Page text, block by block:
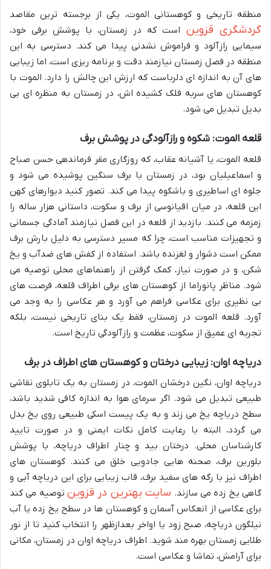
منطقه تاریخی و کوهستانی الموت، یکی از برجسته ترین مقاصد
گردشگری قزوین است که در زمستان، با پوشش برفی خود،
سیمایی رازآلود و فراموش نشدنی پیدا می کند. دسترسی به این
منطقه در فصل زمستان نیازمند دقت و برنامه ریزی است، اما زیبایی
های آن به اندازه ای دلرباست که ارزش این چالش را دارد. الموت با
کوهستان های سربه فلک کشیده اش، در زمستان به منظره ای بی
بدیل تبدیل می شود.
قلعه الموت: شکوه و رازآلودگی در پوشش برف
قلعه الموت، یا آشیانه عقاب، که روزگاری مقر فرماندهی حسن صباح
و اسماعیلیان بود، در زمستان با برف سنگین پوشیده می شود و
جلوه ای اساطیری و باشکوه پیدا می کند. تصور کنید دیوارهای کهن
این قلعه، در میان اقیانوسی از برف و سکوت، داستانی هزار ساله را
زمزمه می کنند. بازدید از قلعه در این فصل نیازمند آمادگی جسمانی
و تجهیزات مناسب است، چرا که مسیر دسترسی به دلیل بارش برف
ممکن است دشوار و لغزنده باشد. استفاده از کفش های ضدآب و یخ
شکن، و در صورت نیاز، کمک گرفتن از راهنماهای محلی توصیه می
شود. مناظر پانوراما از کوهستان های برفی اطراف قلعه، فرصت های
بی نظیری برای عکاسی فراهم می آورد و هر عکاسی را به وجد می
آورد. قلعه الموت در زمستان، فقط یک بنای تاریخی نیست، بلکه
تجربه ای عمیق از سکوت، عظمت و رازآلودگی تاریخ است.
دریاچه اوان: زیبایی درختان و کوهستان های اطراف در برف
دریاچه اوان، نگین درخشان الموت، در زمستان به یک تابلوی نقاشی
طبیعی تبدیل می شود. اگر سرمای هوا به اندازه کافی شدید باشد،
سطح دریاچه یخ می زند و به یک پیست اسکی طبیعی روی یخ بدل
می گردد، البته با رعایت کامل نکات ایمنی و در صورت تایید
کارشناسان محلی. درختان بید و چنار اطراف دریاچه، با پوشش
بلورین برف، صحنه هایی جادویی خلق می کنند. کوهستان های
اطراف نیز با رگه های سفید برف، قاب زیبایی برای این دریاچه آبی و
گاهی یخ زده می سازند. سایت بهترین در قزوينتوصیه می کند
برای عکاسی از انعکاس آسمان و کوهستان ها در سطح یخ زده یا آب
نیلگون دریاچه، صبح زود یا اواخر بعدازظهر را انتخاب کنید تا از نور
طلایی زمستان بهره مند شوید. اطراف دریاچه اوان در زمستان، مکانی
برای آرامش، تماشا و عکاسی است.